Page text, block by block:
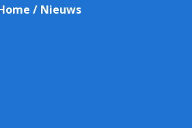
/ Nieuws